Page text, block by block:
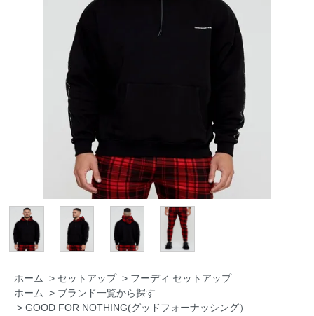
ホーム > セットアップ > フーディ セットアップ
ホーム
> ブランド一覧から探す
> GOOD FOR NOTHING(グッドフォーナッシング）